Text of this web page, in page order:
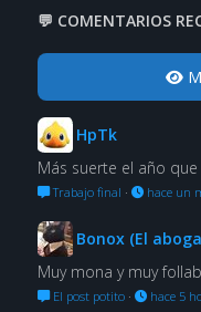
💬 COMENTARIOS
HpTk
Más suerte el año que
Trabajo final · hace un
Bonox (El
Muy mona y muy
El post potito· hace 5